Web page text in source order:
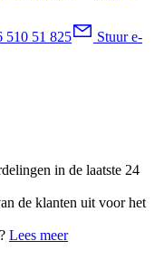
510 51 825
Stuur e-
in de laatste 24
de klanten uit voor het
Lees meer